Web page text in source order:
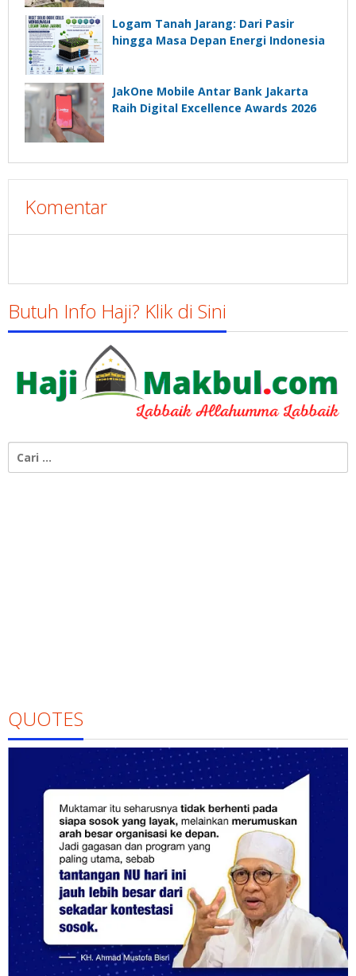
Logam Tanah Jarang: Dari Pasir
hingga Masa Depan Energi Indonesia
JakOne Mobile Antar Bank Jakarta
Raih Digital Excellence Awards 2026
Komentar
Butuh Info Haji? Klik di Sini
untuk:
QUOTES